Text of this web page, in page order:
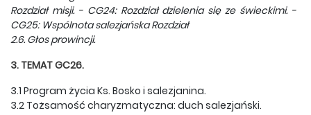
Rozdział misji. - CG24: Rozdział dzielenia się ze świeckimi. -
CG25: Wspólnota salezjańska Rozdział
2.6.Głos prowincji.
3. TEMAT GC26.
3.1 Program życia Ks. Bosko i salezjanina.
3.2 Tożsamość charyzmatyczna: duch salezjański.